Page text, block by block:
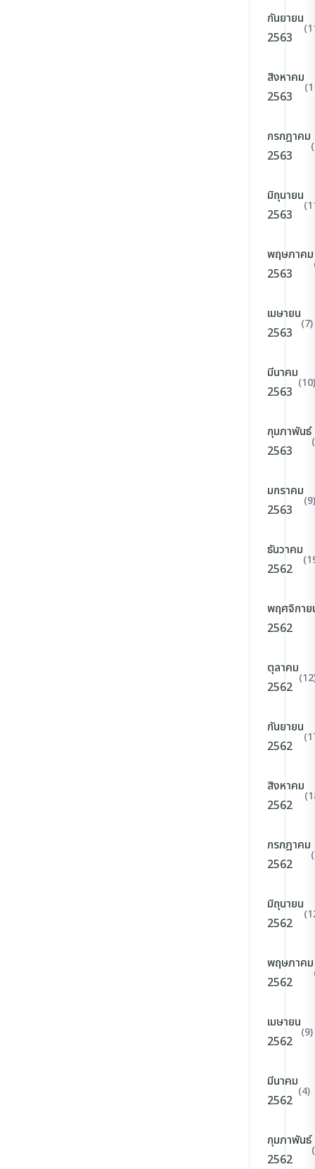
กันยายน
2563
สิงหาคม
2563
กรกฎาคม
2563
มิถุนายน
2563
พฤษภาคม
2563
เมษายน
2563
(7)
มีนาคม
2563
(10)
กุมภาพันธ์
2563
มกราคม
2563
(9)
ธันวาคม
2562
พฤศจิกาย
2562
ตุลาคม
2562
กันยายน
2562
สิงหาคม
2562
กรกฎาคม
2562
มิถุนายน
2562
พฤษภาคม
2562
เมษายน
2562
(9)
มีนาคม
2562
(4)
กุมภาพันธ์
2562